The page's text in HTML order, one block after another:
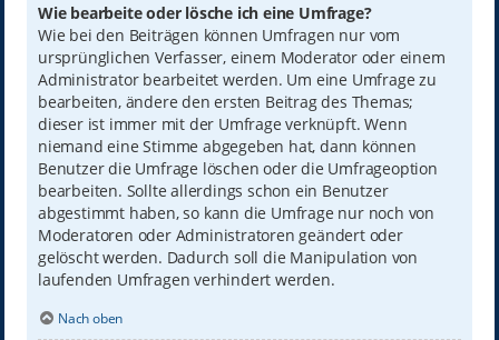
Wie bearbeite oder lösche ich eine Umfrage?
Wie bei den Beiträgen können Umfragen nur vom
ursprünglichen Verfasser, einem Moderator oder einem
Administrator bearbeitet werden. Um eine Umfrage zu
bearbeiten, ändere den ersten Beitrag des Themas;
dieser ist immer mit der Umfrage verknüpft. Wenn
niemand eine Stimme abgegeben hat, dann können
Benutzer die Umfrage löschen oder die Umfrageoption
bearbeiten. Sollte allerdings schon ein Benutzer
abgestimmt haben, so kann die Umfrage nur noch von
Moderatoren oder Administratoren geändert oder
gelöscht werden. Dadurch soll die Manipulation von
laufenden Umfragen verhindert werden.
Nach oben